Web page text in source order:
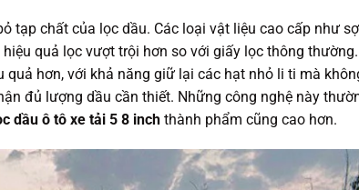
tạp chất của lọc dầu. Các loại vật liệu cao cấp như
quả lọc vượt trội hơn so với giấy lọc thông thường.
quả hơn, với khả năng giữ lại các hạt nhỏ li ti mà
đủ lượng dầu cần thiết. Những công nghệ này
dầu ô tô xe tải 5 8 inch thành phẩm cũng cao hơn.